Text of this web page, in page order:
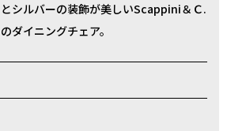
とシルバーの装飾が美しいScappini＆Ｃ.
のダイニングチェア。